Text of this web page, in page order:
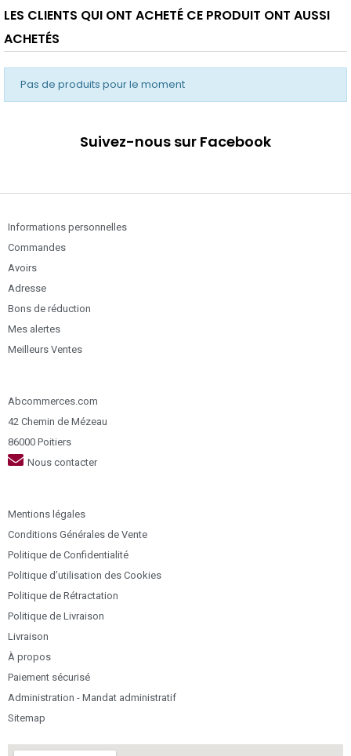
LES CLIENTS QUI ONT ACHETÉ CE PRODUIT ONT AUSSI
ACHETÉS
Pas de produits pour le moment
Suivez-nous sur Facebook
Informations personnelles
Commandes
Avoirs
Adresse
Bons de réduction
Mes alertes
Meilleurs Ventes
Abcommerces.com
42 Chemin de Mézeau
86000 Poitiers
Nous contacter
Mentions légales
Conditions Générales de Vente
Politique de Confidentialité
Politique d’utilisation des Cookies
Politique de Rétractation
Politique de Livraison
Livraison
À propos
Paiement sécurisé
Administration - Mandat administratif
Sitemap